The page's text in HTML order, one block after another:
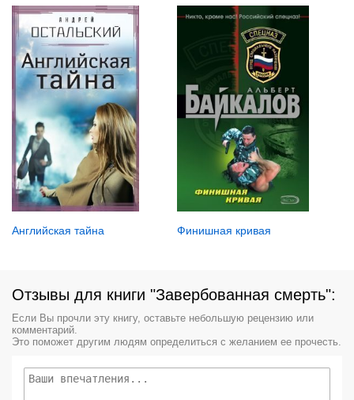
Английская тайна Финишная кривая
Отзывы для книги "Завербованная смерть":
Если Вы прочли эту книгу, оставьте небольшую рецензию или
комментарий.
Это поможет другим людям определиться с желанием ее прочесть.